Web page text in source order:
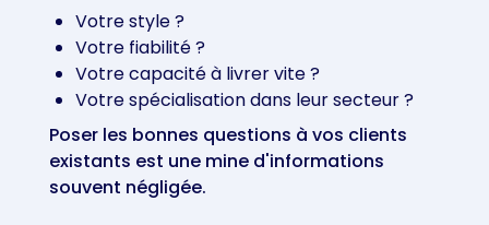
Votre style ?
Votre fiabilité ?
Votre capacité à livrer vite ?
Votre spécialisation dans leur secteur ?
Poser les bonnes questions à vos clients
existants est une mine d'informations
souvent négligée.